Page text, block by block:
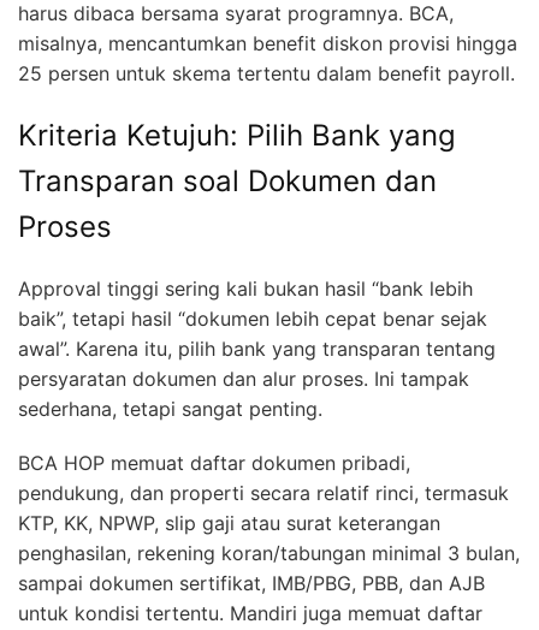
harus dibaca bersama syarat programnya. BCA,
misalnya, mencantumkan benefit diskon provisi hingga
25 persen untuk skema tertentu dalam benefit payroll.
Kriteria Ketujuh: Pilih Bank yang
Transparan soal Dokumen dan
Proses
Approval tinggi sering kali bukan hasil “bank lebih
baik”, tetapi hasil “dokumen lebih cepat benar sejak
awal”. Karena itu, pilih bank yang transparan tentang
persyaratan dokumen dan alur proses. Ini tampak
sederhana, tetapi sangat penting.
BCA HOP memuat daftar dokumen pribadi,
pendukung, dan properti secara relatif rinci, termasuk
KTP, KK, NPWP, slip gaji atau surat keterangan
penghasilan, rekening koran/tabungan minimal 3 bulan,
sampai dokumen sertifikat, IMB/PBG, PBB, dan AJB
untuk kondisi tertentu. Mandiri juga memuat daftar